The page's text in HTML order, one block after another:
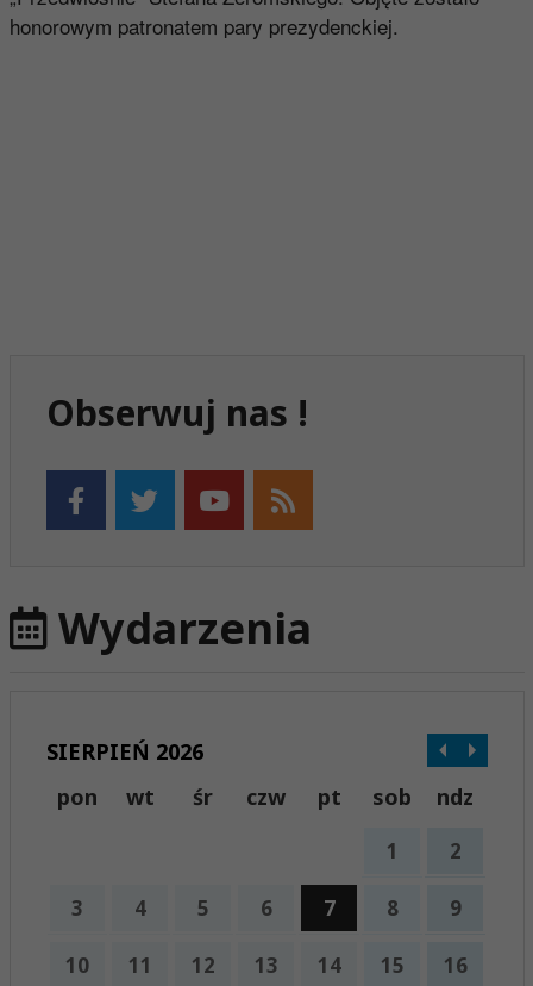
honorowym patronatem pary prezydenckiej.
Obserwuj nas !
Wydarzenia
SIERPIEŃ 2026
pon
wt śr czw pt sob ndz
1 2
3 4 5 6 7 8 9
10 11 12 13 14 15 16